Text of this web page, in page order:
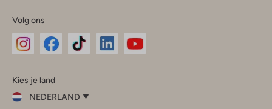
Volg ons
InstagramFacebook
Kies je land
NEDERLAND